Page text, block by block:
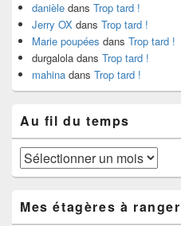
danièle dans Trop tard !
Jerry OX dans Trop tard !
Marie poupées dans Trop tard !
durgalola dans Trop tard !
mahina dans Trop tard !
Au fil du temps
Au
fil
temps
Mes étagères à ranger